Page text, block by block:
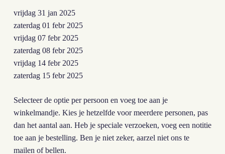
vrijdag 31 jan 2025
zaterdag 01 febr 2025
vrijdag 07 febr 2025
zaterdag 08 febr 2025
vrijdag 14 febr 2025
zaterdag 15 febr 2025
Selecteer de optie per persoon en voeg toe aan je
winkelmandje. Kies je hetzelfde voor meerdere personen, pas
dan het aantal aan. Heb je speciale verzoeken, voeg een notitie
toe aan je bestelling. Ben je niet zeker, aarzel niet ons te
mailen of bellen.